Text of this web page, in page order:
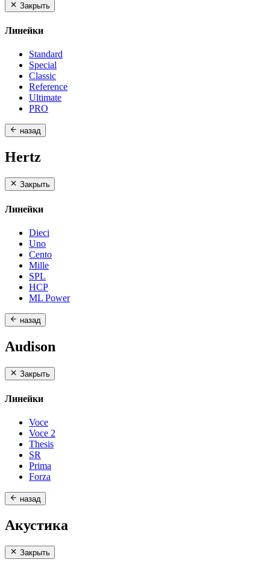
Закрыть
Линейки
Standard
Special
Classic
Reference
Ultimate
PRO
назад
Hertz
Закрыть
Линейки
Dieci
Uno
Cento
Mille
SPL
HCP
ML Power
назад
Audison
Закрыть
Линейки
Voce
Voce 2
Thesis
SR
Prima
Forza
назад
Акустика
Закрыть